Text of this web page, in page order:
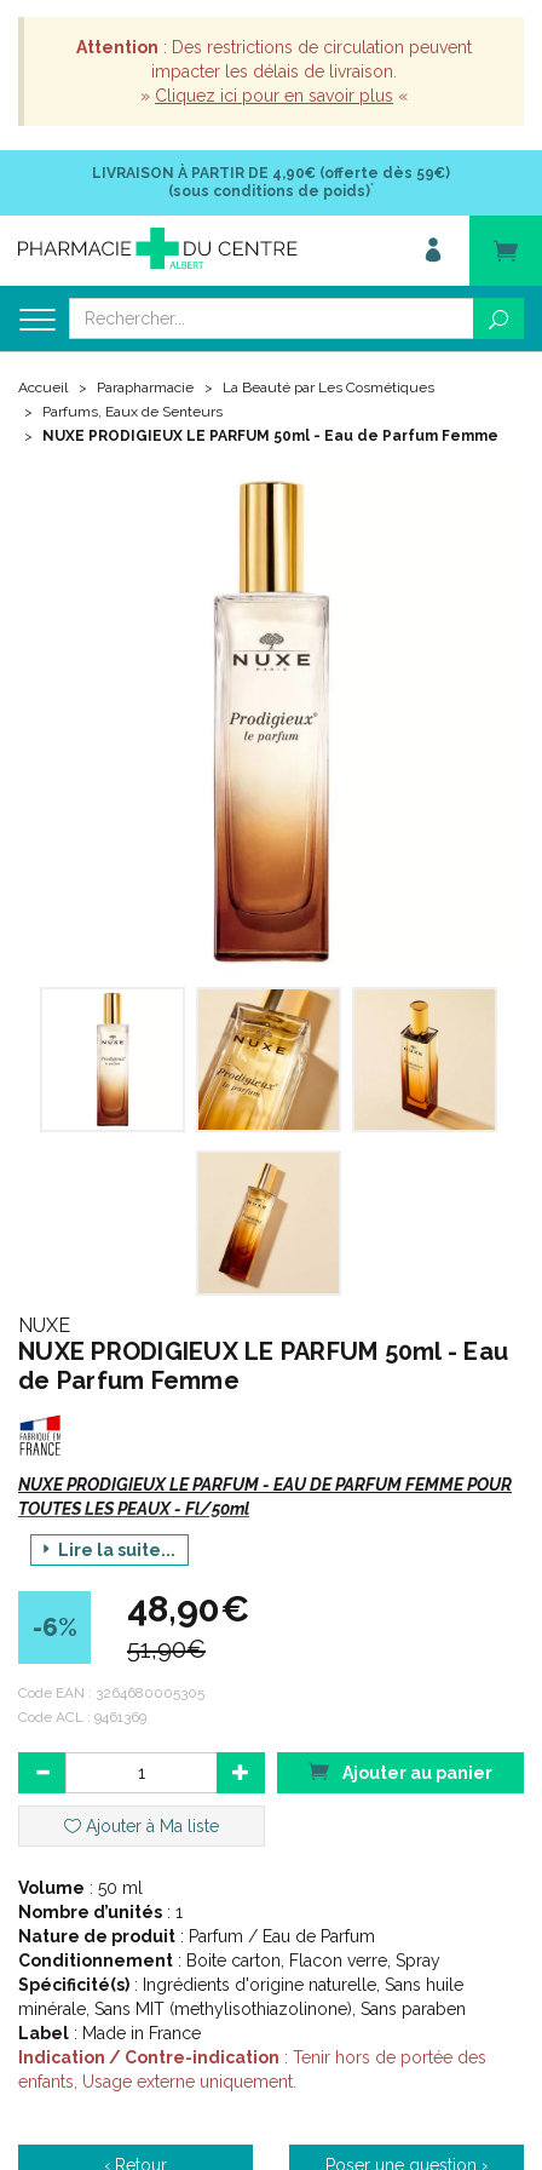
Attention : Des restrictions de circulation peuvent
impacter les délais de livraison.
» Cliquez ici pour en savoir plus «
LIVRAISON À PARTIR DE 4,90€ (offerte dès 59€)
(sous conditions de poids)*
Accueil Parapharmacie
La Beauté par Les Cosmétiques
Parfums, Eaux de Senteurs
NUXE PRODIGIEUX LE PARFUM 50ml - Eau de Parfum Femme
NUXE
NUXE PRODIGIEUX LE PARFUM 50ml - Eau
de Parfum Femme
NUXE PRODIGIEUX LE PARFUM - EAU DE PARFUM FEMME POUR
TOUTES LES PEAUX - Fl/50ml
Eau de Parfum Femme.
Pour toutes les peaux.
Non photosensibilisant.
Peut se porter au soleil (Attention cependant de ne pas le
vaporiser lorsque vous vous exposez en plein soleil).
Description :
Découvrez Prodigieux le parfum, fragrance née de l'Huile
Déposez quelques gouttes sur le cou, les poignets et au
creux du décolleté : des notes envoûtantes qui ont le
pouvoir d'éveiller votre féminité et de révéler votre
sensualité.
88 % d' ingrédients d' origine naturelle.
EFFICACE PAR NATURE
La fragrance mythique de l’Huile Prodigieuse® se laisse
solaire et sable chaud aux notes de Fleur d'Oranger,
Lire la suite...
-6% 48,90€
51,90€
Code EAN : 3264680005305
Code ACL : 9461369
Ajouter au panier
Ajouter à Ma liste
Volume : 50 ml
Nombre d’unités : 1
Nature de produit : Parfum / Eau de Parfum
Conditionnement : Boite carton, Flacon verre, Spray
Spécificité(s) : Ingrédients d'origine naturelle, Sans huile
minérale, Sans MIT (methylisothiazolinone), Sans paraben
Label : Made in France
Indication / Contre-indication : Tenir hors de portée des
enfants, Usage externe uniquement.
‹ Retour Poser une question ›